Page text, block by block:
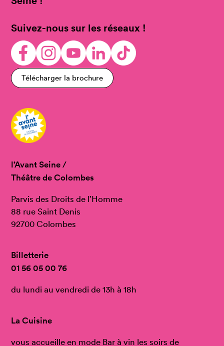
Suivez-nous sur les réseaux !
Télécharger la brochure
l’Avant Seine /
Théâtre de Colombes
Parvis des Droits de l’Homme
88 rue Saint Denis
92700 Colombes
Billetterie
01 56 05 00 76
du lundi au vendredi de 13h à 18h
La Cuisine
vous accueille en mode Bar à vin les soirs de